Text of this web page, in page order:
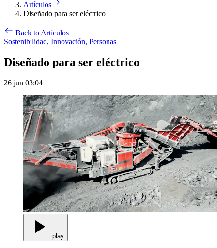
Artículos
Diseñado para ser eléctrico
Back to Artículos
Sostenibilidad, Innovación, Personas
Diseñado para ser eléctrico
26 jun 03:04
play